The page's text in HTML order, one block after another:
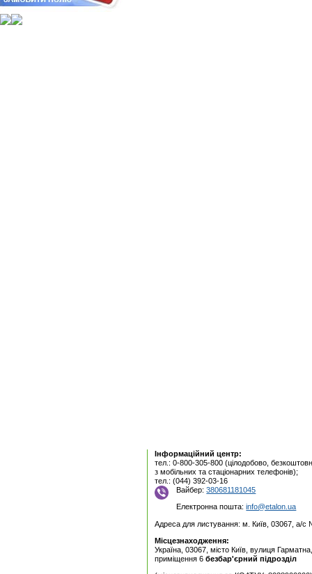
Інформаційний центр:
тел.: 0-800-305-800 (цілодобово,
з мобільних та стаціонарних телефонів);
тел.: (044) 392-03-16
Вайбер:380681181045
Електронна пошта:info@etalon.ua
Адреса для листування: м. Київ, 03067, а/с
Місцезнаходження:
Україна, 03067, місто Київ, вулиця
приміщення 6 безбар'єрний підрозділ